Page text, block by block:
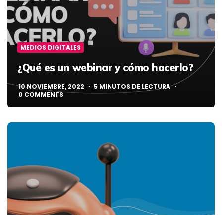
MEDIOS DIGITALES
¿Qué es un webinar y cómo hacerlo?
10 NOVIEMBRE, 2022 5 MINUTOS DE LECTURA
0 COMMENTS